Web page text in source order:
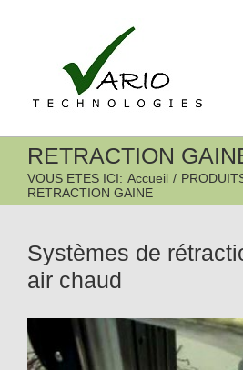
RETRACTION
VOUS ETES ICI: Accueil /
RETRACTION GAINE
Systèmes de
air chaud